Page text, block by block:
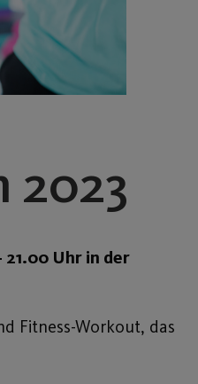
2023
Uhr in der
Fitness-Workout, das